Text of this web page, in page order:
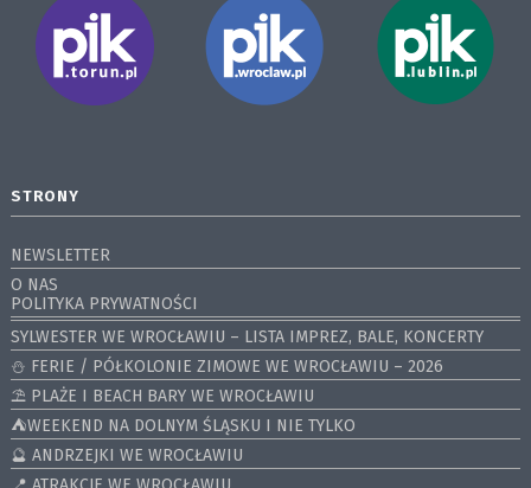
STRONY
NEWSLETTER
O NAS
POLITYKA PRYWATNOŚCI
SYLWESTER WE WROCŁAWIU – LISTA IMPREZ, BALE, KONCERTY
⛄️ FERIE / PÓŁKOLONIE ZIMOWE WE WROCŁAWIU – 2026
⛱️ PLAŻE I BEACH BARY WE WROCŁAWIU
⛺️WEEKEND NA DOLNYM ŚLĄSKU I NIE TYLKO
🔮 ANDRZEJKI WE WROCŁAWIU